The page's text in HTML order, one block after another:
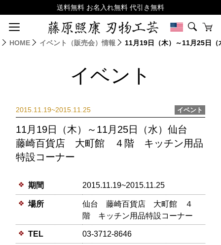
HOME イベント（販売会）情報 11月19日（木）～11月25日
イベント
2015.11.19~2015.11.25 イベント
11月19日（木）～11月25日（水）仙台
藤崎百貨店 大町館 ４階 キッチン用品
特設コーナー
期間 2015.11.19~2015.11.25
場所
仙台 藤崎百貨店 大町館 ４
階 キッチン用品特設コーナー
TEL 03-3712-8646